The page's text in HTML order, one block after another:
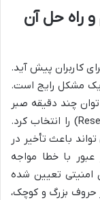
راه حل آن
کاربران پیش آید.
یک مشکل رایج است.
چند دقیقه صبر
کرد و سپس دکمه ارسال مجدد کد (Resend Code) را انتخاب کرد.
باعث تأخیر در
با خطا مواجه
امنیتی تعیین شده
حروف بزرگ و کوچک،